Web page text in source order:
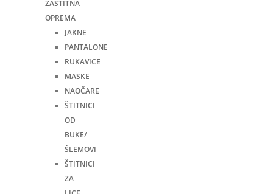
ZAŠTITNA
OPREMA
JAKNE
PANTALONE
RUKAVICE
MASKE
NAOČARE
ŠTITNICI
OD
BUKE/
ŠLEMOVI
ŠTITNICI
ZA